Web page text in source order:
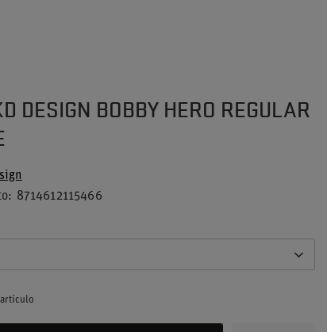
DESIGN BOBBY HERO REGULAR
8714612115466
artículo